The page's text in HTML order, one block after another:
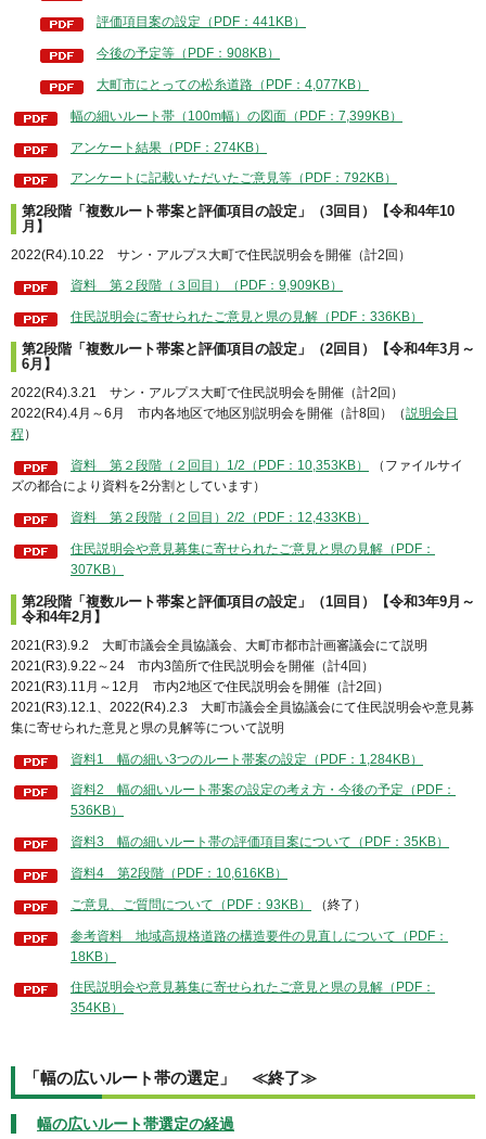
評価項目案の設定（PDF：441KB）
今後の予定等（PDF：908KB）
大町市にとっての松糸道路（PDF：4,077KB）
幅の細いルート帯（100m幅）の図面（PDF：7,399KB）
アンケート結果（PDF：274KB）
アンケートに記載いただいたご意見等（PDF：792KB）
第2段階「複数ルート帯案と評価項目の設定」（3回目）【令和4年10
月】
2022(R4).10.22 サン・アルプス大町で住民説明会を開催（計2回）
資料 第２段階（３回目）（PDF：9,909KB）
住民説明会に寄せられたご意見と県の見解（PDF：336KB）
第2段階「複数ルート帯案と評価項目の設定」（2回目）【令和4年3月～
6月】
2022(R4).3.21 サン・アルプス大町で住民説明会を開催（計2回）
2022(R4).4月～6月 市内各地区で地区別説明会を開催（計8回）（説明会日
程 ）
資料 第２段階（２回目）1/2（PDF：10,353KB）
（ファイルサイ
ズの都合により資料を2分割としています）
資料 第２段階（２回目）2/2（PDF：12,433KB）
住民説明会や意見募集に寄せられたご意見と県の見解（PDF：
307KB）
第2段階「複数ルート帯案と評価項目の設定」（1回目）【令和3年9月～
令和4年2月】
2021(R3).9.2 大町市議会全員協議会、大町市都市計画審議会にて説明
2021(R3).9.22～24 市内3箇所で住民説明会を開催（計4回）
2021(R3).11月～12月 市内2地区で住民説明会を開催（計2回）
2021(R3).12.1、2022(R4).2.3 大町市議会全員協議会にて住民説明会や意見募
集に寄せられた意見と県の見解等について説明
資料1 幅の細い3つのルート帯案の設定（PDF：1,284KB）
資料2 幅の細いルート帯案の設定の考え方・今後の予定（PDF：
536KB）
資料3 幅の細いルート帯の評価項目案について（PDF：35KB）
資料4 第2段階（PDF：10,616KB）
ご意見、ご質問について（PDF：93KB） （終了）
参考資料 地域高規格道路の構造要件の見直しについて（PDF：
18KB）
住民説明会や意見募集に寄せられたご意見と県の見解（PDF：
354KB）
「幅の広いルート帯の選定」 ≪終了≫
幅の広いルート帯選定の経過